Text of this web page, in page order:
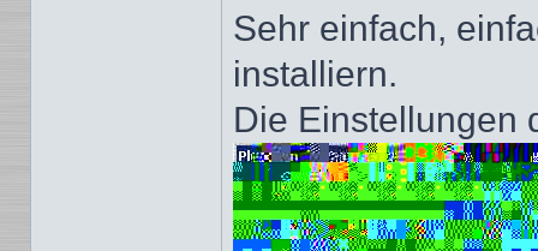
Sehr einfach,
installiern.
Die Einstellungen